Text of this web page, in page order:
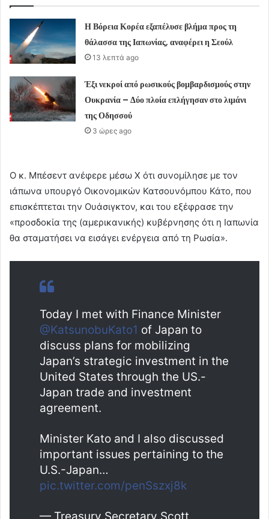
Η Βόρεια Κορέα εξαπέλυσε βλήμα προς τη
θάλασσα της Ιαπωνίας, αναφέρει η Σεούλ
13 λεπτά ago
Έξι νεκροί από ρωσικούς βομβαρδισμούς στην
Ουκρανία – Δύο πλοία επλήγησαν στο λιμάνι
της Οδησσού
3 ώρες ago
Ο κ. Μπέσεντ ανέφερε μέσω X ότι συνομίλησε με τον
ιάπωνα υπουργό Οικονομικών Κατσουνόμπου Κάτο, που
επισκέπτεται την Ουάσιγκτον, και του εξέφρασε την
«προσδοκία της (αμερικανικής) κυβέρνησης ότι η Ιαπωνία
θα σταματήσει να εισάγει ενέργεια από τη Ρωσία».
Today I met with Finance Minister
@KatsunobuKato1 of Japan to
discuss plans for mobilizing
Japan’s strategic investment in the
United States through the US.-
Japan trade and investment
agreement.
Minister Kato and I also discussed
important issues pertaining to the
U.S.-Japan…
pic.twitter.com/penSszxj8k